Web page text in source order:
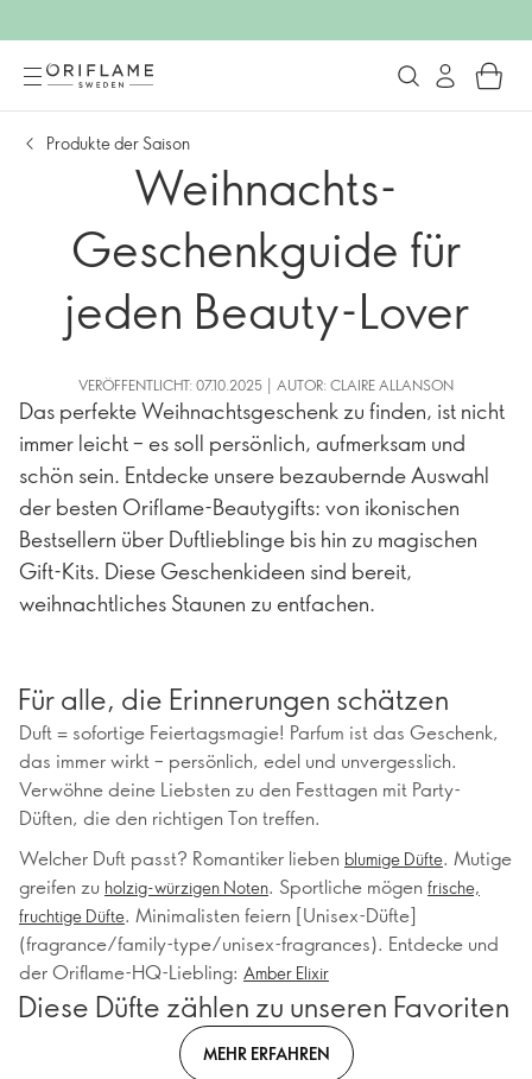
Produkte der Saison
Weihnachts-
Geschenkguide für
jeden Beauty-Lover
VERÖFFENTLICHT: 07.10.2025 | AUTOR: CLAIRE ALLANSON
Das perfekte Weihnachtsgeschenk zu finden, ist nicht
immer leicht – es soll persönlich, aufmerksam und
schön sein. Entdecke unsere bezaubernde Auswahl
der besten Oriflame-Beautygifts: von ikonischen
Bestsellern über Duftlieblinge bis hin zu magischen
Gift-Kits. Diese Geschenkideen sind bereit,
weihnachtliches Staunen zu entfachen.
Für alle, die Erinnerungen schätzen
Duft = sofortige Feiertagsmagie! Parfum ist das Geschenk,
das immer wirkt – persönlich, edel und unvergesslich.
Verwöhne deine Liebsten zu den Festtagen mit Party-
Düften, die den richtigen Ton treffen.
Welcher Duft passt? Romantiker lieben blumige Düfte. Mutige
greifen zu holzig-würzigen Noten. Sportliche mögen frische,
fruchtige Düfte. Minimalisten feiern [Unisex-Düfte]
(fragrance/family-type/unisex-fragrances). Entdecke und
der Oriflame-HQ-Liebling: Amber Elixir
Diese Düfte zählen zu unseren Favoriten
MEHR ERFAHREN